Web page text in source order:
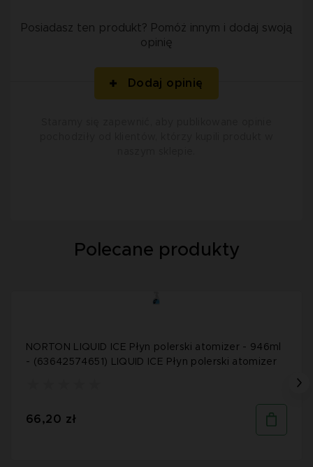
Posiadasz ten produkt? Pomóż innym i dodaj swoją
opinię
Dodaj opinię
Polecane produkty
NORTON LIQUID ICE Płyn polerski atomizer - 946ml
- (63642574651) LIQUID ICE Płyn polerski atomizer
66,20 zł